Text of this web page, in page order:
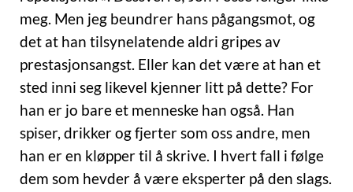
meg. Men jeg beundrer hans pågangsmot, og
det at han tilsynelatende aldri gripes av
prestasjonsangst. Eller kan det være at han et
sted inni seg likevel kjenner litt på dette? For
han er jo bare et menneske han også. Han
spiser, drikker og fjerter som oss andre, men
han er en kløpper til å skrive. I hvert fall i følge
dem som hevder å være eksperter på den slags.